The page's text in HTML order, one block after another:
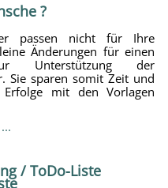
?
passen nicht für Ihre
Änderungen für einen
Unterstützung der
Sie sparen somit Zeit und
mit den Vorlagen
/ ToDo-Liste